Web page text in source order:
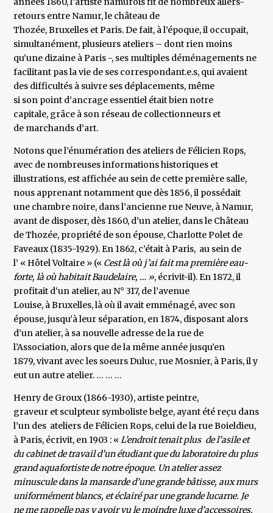
retours entre Namur, le château de
Thozée, Bruxelles et Paris. De fait, à l’époque, il occupait,
simultanément, plusieurs ateliers – dont rien moins
qu’une dizaine à Paris -, ses multiples déménagements ne
facilitant pas la vie de ses correspondant.e.s, qui avaient
des difficultés à suivre ses déplacements, même
si son point d’ancrage essentiel était bien notre
capitale, grâce à son réseau de collectionneurs et
de marchands d’art.
Notons que l’énumération des ateliers de Félicien Rops,
avec de nombreuses informations historiques et
illustrations, est affichée au sein de cette première salle,
nous apprenant notamment que dès 1856, il possédait
une chambre noire, dans l’ancienne rue Neuve, à Namur,
avant de disposer, dès 1860, d’un atelier, dans le Château
de Thozée, propriété de son épouse, Charlotte Polet de
Faveaux (1835-1929). En 1862, c’était à Paris, au sein de
l’ « Hôtel Voltaire » (« Cest là où j’ai fait ma première eau-
forte, là où habitait Baudelaire, … », écrivit-il). En 1872, il
profitait d‘un atelier, au N° 317, de l’avenue
Louise, à Bruxelles, là où il avait emménagé, avec son
épouse, jusqu’à leur séparation, en 1874, disposant alors
d’un atelier, à sa nouvelle adresse de la rue de
l’Association, alors que de la même année jusqu’en
1879, vivant avec les soeurs Duluc, rue Mosnier, à Paris, il y
eut un autre atelier. … … …
Henry de Groux (1866-1930), artiste peintre,
graveur et sculpteur symboliste belge, ayant été reçu dans
l’un des ateliers de Félicien Rops, celui de la rue Boieldieu,
à Paris, écrivit, en 1903 : «L’endroit tenait plus de l’asile et
du cabinet de travail d’un étudiant que du laboratoire du plus
grand aquafortiste de notre époque. Un atelier assez
minuscule dans la mansarde d’une grande bâtisse, aux murs
uniformément blancs, et éclairé par une grande lucarne. Je
ne me rappelle pas y avoir vu le moindre luxe d’accessoires,